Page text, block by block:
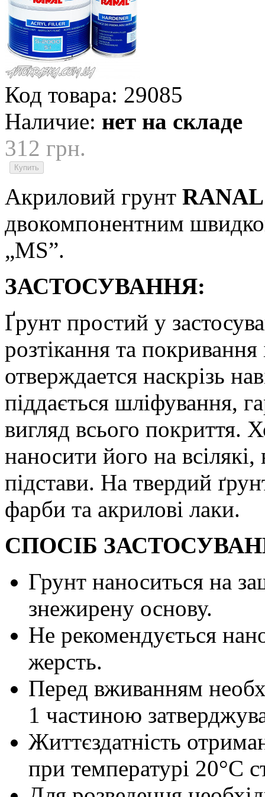
Код товара: 29085
Наличие: нет на складе
312 грн.
Акриловий грунт RANAL
двокомпонентним
„MS”.
ЗАСТОСУВАННЯ:
Ґрунт простий у
розтікання та
отверждается наскрізь
піддається шліфування,
вигляд всього покриття.
наносити його на всілякі,
підстави. На твердий
фарби та акрилові лаки.
СПОСІБ
Грунт наноситься на
знежирену основу.
Не рекомендується
жерсть.
Перед вживанням
1 частиною
Життєздатність
при температурі 20°С